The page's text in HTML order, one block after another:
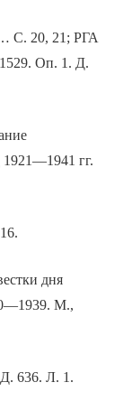
С. 20, 21; РГА
Оп. 1. Д.
гг.
дня
М.,
636. Л. 1.